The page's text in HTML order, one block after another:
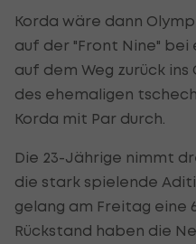
Korda wäre dann
auf der "Front Nine" bei
auf dem Weg zurück
des ehemaligen
Korda mit Par durch.
Die 23-Jährige nimmt
die stark spielende
gelang am Freitag eine
Rückstand haben die